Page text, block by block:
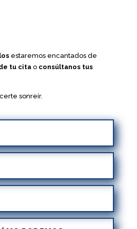
estaremos encantados de
tu citao consúltanos tus
sonreír.